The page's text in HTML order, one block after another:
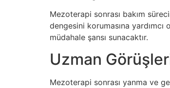
Mezoterapi sonrası bakım
dengesini korumasına
müdahale şansı sunacaktır.
Uzman
Mezoterapi sonrası yanma ve